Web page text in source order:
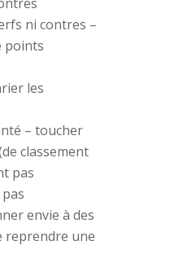
ni contres –
points
les
– toucher
classement
pas
envie à des
reprendre une